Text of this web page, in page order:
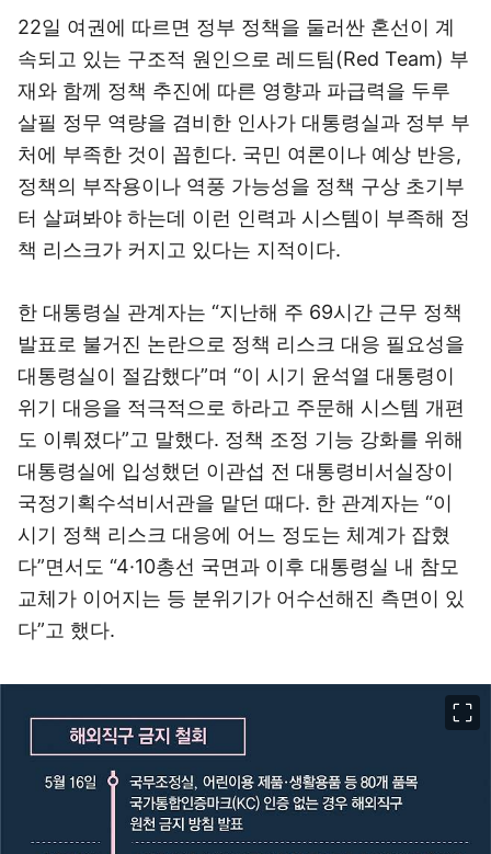
22일 여권에 따르면 정부 정책을 둘러싼 혼선이 계
속되고 있는 구조적 원인으로 레드팀(Red Team) 부
재와 함께 정책 추진에 따른 영향과 파급력을 두루
살필 정무 역량을 겸비한 인사가 대통령실과 정부 부
처에 부족한 것이 꼽힌다. 국민 여론이나 예상 반응,
정책의 부작용이나 역풍 가능성을 정책 구상 초기부
터 살펴봐야 하는데 이런 인력과 시스템이 부족해 정
책 리스크가 커지고 있다는 지적이다.
한 대통령실 관계자는 “지난해 주 69시간 근무 정책
발표로 불거진 논란으로 정책 리스크 대응 필요성을
대통령실이 절감했다”며 “이 시기 윤석열 대통령이
위기 대응을 적극적으로 하라고 주문해 시스템 개편
도 이뤄졌다”고 말했다. 정책 조정 기능 강화를 위해
대통령실에 입성했던 이관섭 전 대통령비서실장이
국정기획수석비서관을 맡던 때다. 한 관계자는 “이
시기 정책 리스크 대응에 어느 정도는 체계가 잡혔
다”면서도 “4·10총선 국면과 이후 대통령실 내 참모
교체가 이어지는 등 분위기가 어수선해진 측면이 있
다”고 했다.